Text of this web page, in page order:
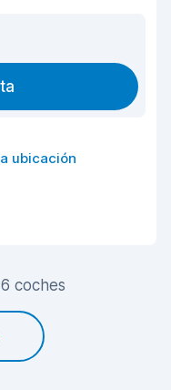
ubicación
coches